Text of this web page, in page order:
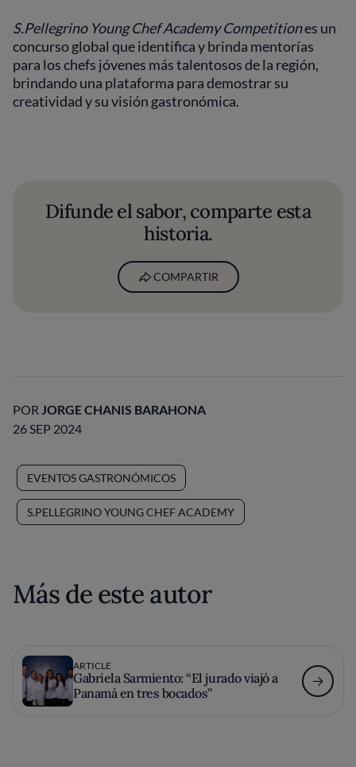
S.Pellegrino Young Chef Academy Competitiones un
concurso global que identifica y brinda mentorías
para los chefs jóvenes más talentosos de la región,
brindando una plataforma para demostrar su
creatividad y su visión gastronómica.
Difunde el sabor, comparte esta
historia.
COMPARTIR
POR JORGE CHANIS BARAHONA
26 SEP 2024
EVENTOS GASTRONÓMICOS
S.PELLEGRINO YOUNG CHEF ACADEMY
Más de este autor
ARTICLE
Gabriela Sarmiento: “El jurado viajó a
Panamá en tres bocados”